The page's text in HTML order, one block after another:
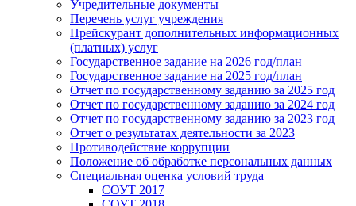
Учредительные документы
Перечень услуг учреждения
Прейскурант дополнительных информационных
(платных) услуг
Государственное задание на 2026 год/план
Государственное задание на 2025 год/план
Отчет по государственному заданию за 2025 год
Отчет по государственному заданию за 2024 год
Отчет по государственному заданию за 2023 год
Отчет о результатах деятельности за 2023
Противодействие коррупции
Положение об обработке персональных данных
Специальная оценка условий труда
СОУТ 2017